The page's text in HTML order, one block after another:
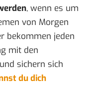
, wenn es um
von Morgen
bekommen jeden
mit den
sichern sich
du dich